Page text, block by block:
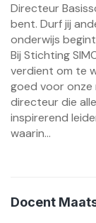
Directeur
bent. Durf jij
onderwijs
Bij Stichting
verdient om te
goed voor onze
directeur die
inspirerend
waarin...
Docent